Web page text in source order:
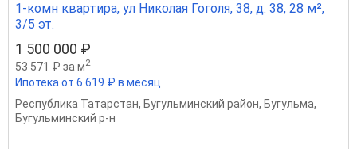
1-комн квартира, ул Николая Гоголя, 38, д. 38, 28 м²,
3/5 эт.
1 500 000 ₽
53 571 ₽ за м2
Ипотека от 6 619 ₽ в месяц
Республика Татарстан, Бугульминский район, Бугульма,
Бугульминский р-н